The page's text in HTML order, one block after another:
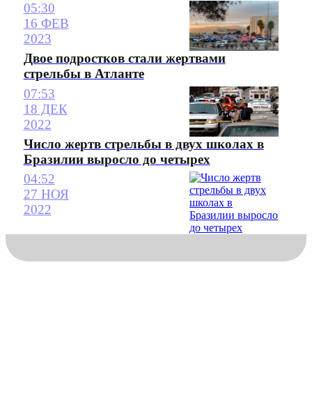
05:30
16 ФЕВ
2023
Двое подростков стали жертвами
стрельбы в Атланте
07:53
18 ДЕК
2022
Число жертв стрельбы в двух школах в
Бразилии выросло до четырех
04:52
27 НОЯ
2022